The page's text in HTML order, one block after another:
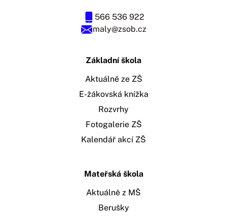
maly@zsob.cz
566 536 922
Základní škola
Aktuálně ze ZŠ
E-žákovská knížka
Rozvrhy
Fotogalerie ZŠ
Kalendář akcí ZŠ
Mateřská škola
Aktuálně z MŠ
Berušky